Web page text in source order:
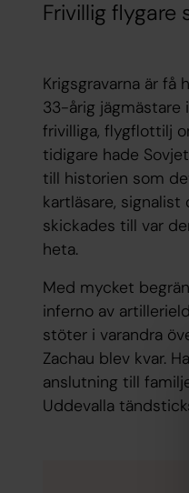
Frivillig
Krigsgravarna är få
33-årig jägmästare
frivilliga, flygflottilj
tidigare hade
till historien som
kartläsare,
skickades till var
heta.
Med mycket
inferno av
stöter i varandra
Zachau blev kvar.
anslutning till
Uddevalla